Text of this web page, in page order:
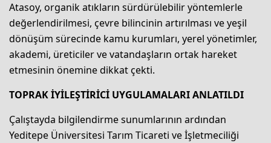
Atasoy, organik atıkların sürdürülebilir yöntemlerle
değerlendirilmesi, çevre bilincinin artırılması ve yeşil
dönüşüm sürecinde kamu kurumları, yerel yönetimler,
akademi, üreticiler ve vatandaşların ortak hareket
etmesinin önemine dikkat çekti.
TOPRAK İYİLEŞTİRİCİ UYGULAMALARI ANLATILDI
Çalıştayda bilgilendirme sunumlarının ardından
Yeditepe Üniversitesi Tarım Ticareti ve İşletmeciliği